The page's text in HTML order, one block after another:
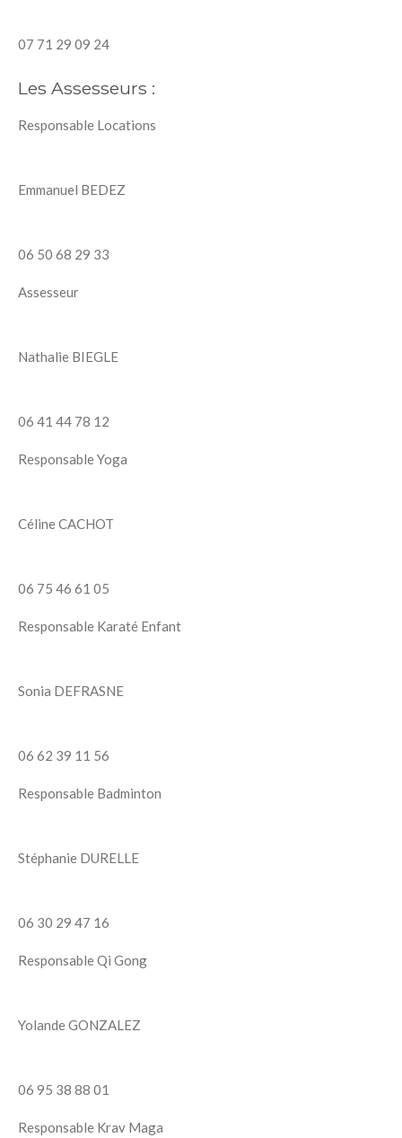
07 71 29 09 24
Les Assesseurs :
Responsable Locations
Emmanuel BEDEZ
06 50 68 29 33
Assesseur
Nathalie BIEGLE
06 41 44 78 12
Responsable Yoga
Céline CACHOT
06 75 46 61 05
Responsable Karaté Enfant
Sonia DEFRASNE
06 62 39 11 56
Responsable Badminton
Stéphanie DURELLE
06 30 29 47 16
Responsable Qi Gong
Yolande GONZALEZ
06 95 38 88 01
Responsable Krav Maga